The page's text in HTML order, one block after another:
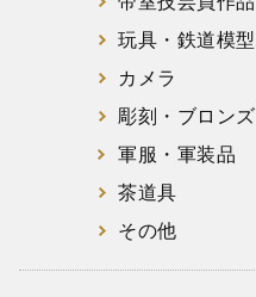
玩具・鉄道模型
カメラ
彫刻・ブロンズ
軍服・軍装品
茶道具
その他